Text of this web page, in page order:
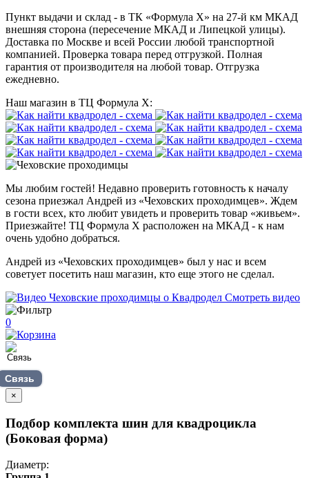
Пункт выдачи и склад - в ТК «Формула X» на 27-й км МКАД
внешняя сторона (пересечение МКАД и Липецкой улицы).
Доставка по Москве и всей России любой транспортной
компанией. Проверка товара перед отгрузкой. Полная
гарантия от производителя на любой товар. Отгрузка
ежедневно.
Наш магазин в ТЦ Формула Х:
Мы любим гостей! Недавно проверить готовность к началу
сезона приезжал Андрей из «Чеховских проходимцев». Ждем
в гости всех, кто любит увидеть и проверить товар «живьем».
Приезжайте! ТЦ Формула Х расположен на МКАД - к нам
очень удобно добраться.
Андрей из «Чеховских проходимцев» был у нас и всем
советует посетить наш магазин, кто еще этого не сделал.
Смотреть видео
0
Связь
×
Подбор комплекта шин для квадроцикла
(Боковая форма)
Диаметр: